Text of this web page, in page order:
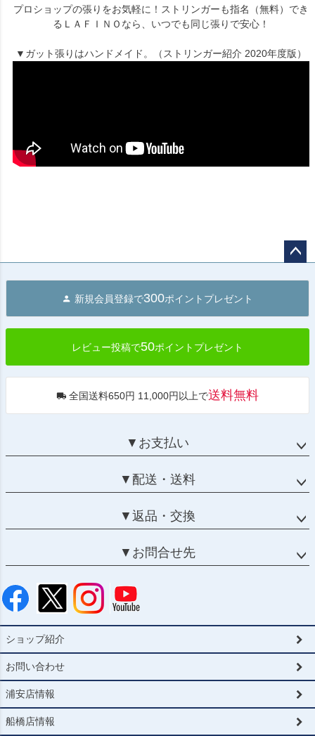
プロショップの張りをお気軽に！ストリンガーも指名（無料）でき
るＬＡＦＩＮＯなら、いつでも同じ張りで安心！
▼ガット張りはハンドメイド。（ストリンガー紹介 2020年度版）
へ
新規会員登録で300ポイントプレゼント
レビュー投稿で50ポイントプレゼント
全国送料650円 11,000円以上で送料無料
▼お支払い
▼配送・送料
▼返品・交換
▼お問合せ先
ショップ紹介
お問い合わせ
浦安店情報
船橋店情報